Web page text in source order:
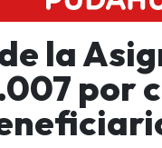
la
por